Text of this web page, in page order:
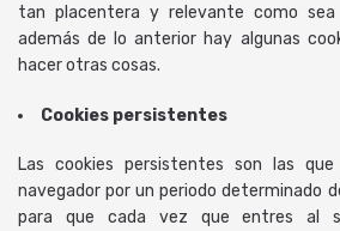
tan placentera y relevante como sea
además de lo anterior hay algunas
hacer otras cosas.
Cookies persistentes
Las cookies persistentes son las
navegador por un periodo determinado
para que cada vez que entres al